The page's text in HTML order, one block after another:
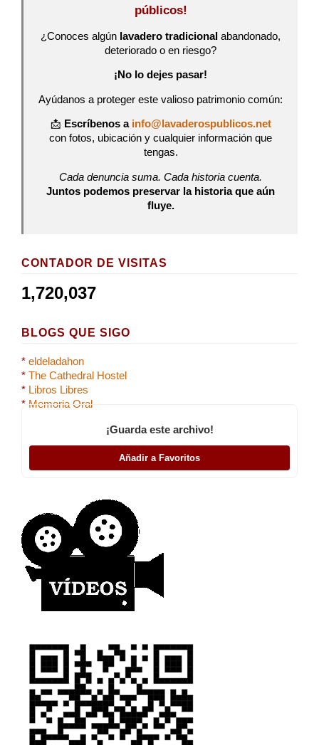
públicos!
¿Conoces algún lavadero tradicional abandonado,
deteriorado o en riesgo?
¡No lo dejes pasar!
Ayúdanos a proteger este valioso patrimonio común:
📩 Escríbenos a info@lavaderospublicos.net
con fotos, ubicación y cualquier información que
tengas.
Cada denuncia suma. Cada historia cuenta.
Juntos podemos preservar la historia que aún
fluye.
CONTADOR DE VISITAS
1,720,037
BLOGS QUE SIGO
* eldeladahon
* The Cathedral Hostel
* Libros Libres
* Memoria Oral
¡Guarda este archivo!
Añadir a Favoritos